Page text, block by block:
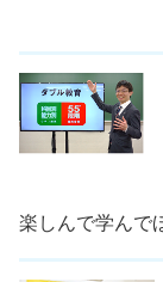
楽しんで学んで